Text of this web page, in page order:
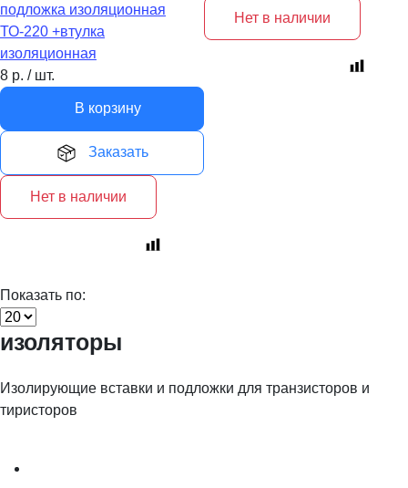
подложка изоляционная
ТО-220 +втулка
изоляционная
8 р. / шт.
В корзину
Заказать
Нет в наличии
Нет в наличии
Показать по:
изоляторы
Изолирующие вставки и подложки для транзисторов и
тиристоров